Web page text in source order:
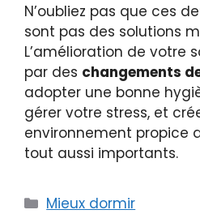
N’oubliez pas que ces
sont pas des solutions
L’amélioration de votre
par des changements
adopter une bonne
gérer votre stress, et
environnement propice
tout aussi importants.
Catégories
Mieux dormir